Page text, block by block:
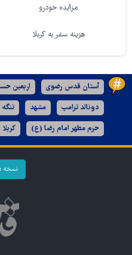
مزایده خودرو
هزینه سفر به کربلا
آستان قدس رضوی اربعین
دونالد ترامپ مشهد
حرم مطهر امام رضا (ع) کربلا
نسخه